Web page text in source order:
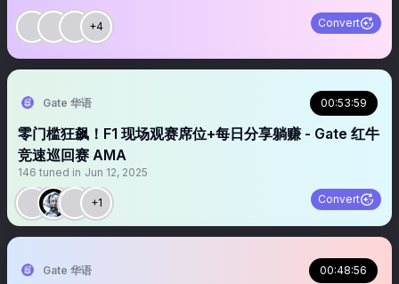
+4 Convert
Gate 华语 00:53:59
零门槛狂飙！F1 现场观赛席位+每日分享躺赚 - Gate 红牛
竞速巡回赛 AMA
146 tuned in Jun 12, 2025
+1 Convert
Gate 华语 00:48:56